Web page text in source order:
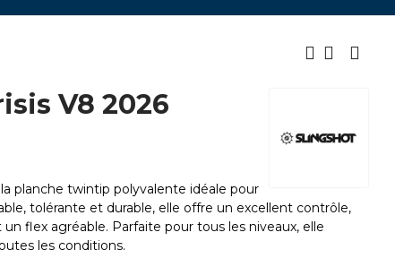
V8 2026
planche twintip polyvalente idéale pour
tolérante et durable, elle offre un excellent contrôle,
flex agréable. Parfaite pour tous les niveaux, elle
les conditions.